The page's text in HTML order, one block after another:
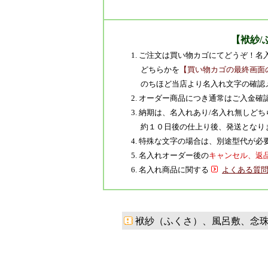
【袱紗
1. ご注文は買い物カゴにてどうぞ！
どちらかを 【買い物カゴの最終画
のちほど当店より名入れ文字の確認
2. オーダー商品につき通常はご入金確
3. 納期は、名入れあり/名入れ無しど
約１０日後の仕上り後、発送となり
4. 特殊な文字の場合は、別途型代が
5. 名入れオーダー後のキャンセル、返
6. 名入れ商品に関する
よくある質
袱紗（ふくさ）、風呂敷、念